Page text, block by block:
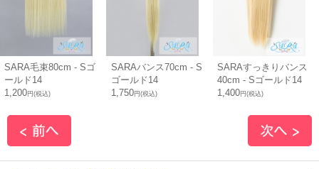
SARA毛束80cm - Sゴ
ールド14
1,200円(税込)
SARAバンス70cm - S
ゴールド14
1,750円(税込)
SARAすっきりバンス
40cm - Sゴールド14
1,400円(税込)